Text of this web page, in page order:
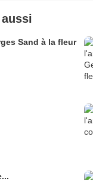
Sand à la fleur